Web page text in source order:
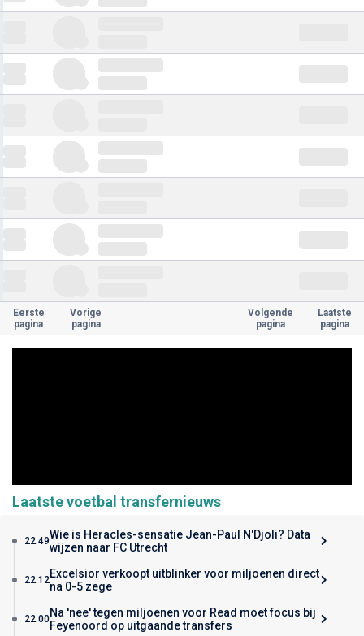
Eerste
pagina
Vorige
pagina
Volgende
pagina
Laatste
pagina
Laatste voetbal transfernieuws
22:49Wie is Heracles-sensatie Jean-Paul N'Djoli? Data
wijzen naar FC Utrecht
22:12Excelsior verkoopt uitblinker voor miljoenen direct
na 0-5 zege
22:00Na 'nee' tegen miljoenen voor Read moet focus bij
Feyenoord op uitgaande transfers